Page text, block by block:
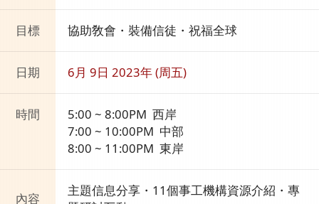
目標 協助敎會・裝備信徒・祝福全球
日期 6月 9日 2023年 (周五)
時間
5:00 ~ 8:00PM 西岸
7:00 ~ 10:00PM 中部
8:00 ~ 11:00PM 東岸
內容
主題信息分享・11個事工機構資源介紹・專